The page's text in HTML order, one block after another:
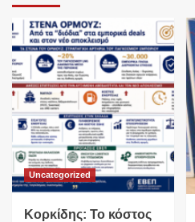
Uncategorized
Κορκίδης: Το κόστος